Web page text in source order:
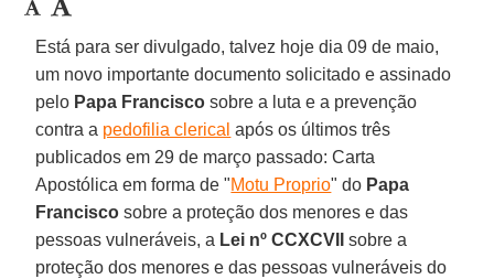
Está para ser divulgado, talvez hoje dia 09 de maio,
um novo importante documento solicitado e assinado
pelo Papa Francisco sobre a luta e a prevenção
contra a pedofilia clerical após os últimos três
publicados em 29 de março passado: Carta
Apostólica em forma de "Motu Proprio" do Papa
Francisco sobre a proteção dos menores e das
pessoas vulneráveis, a Lei nº CCXCVII
sobre a
proteção dos menores e das pessoas vulneráveis do